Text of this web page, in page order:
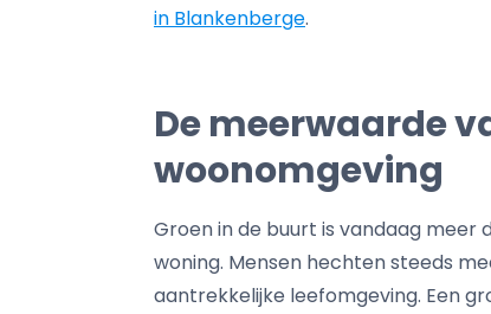
in Blankenberge.
De meerwaarde
woonomgeving
Groen in de buurt is vandaag meer
woning. Mensen hechten steeds
aantrekkelijke leefomgeving. Een